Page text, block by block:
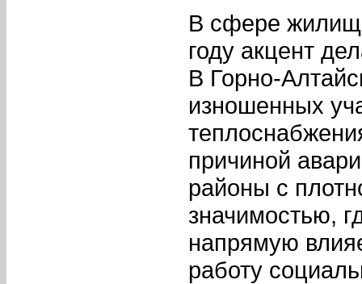
В сфере
году акцент
В Горно-
изношенных
причиной
районы с
значимостью,
напрямую
работу